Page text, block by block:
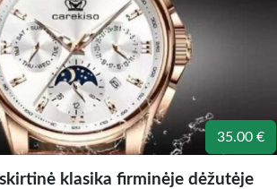
35.00 €
klasika firminėje dėžutėje